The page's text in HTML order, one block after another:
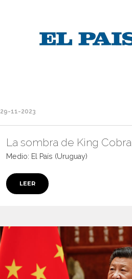
29-11-2023
La sombra de King Cobra
Medio: El País (Uruguay)
LEER